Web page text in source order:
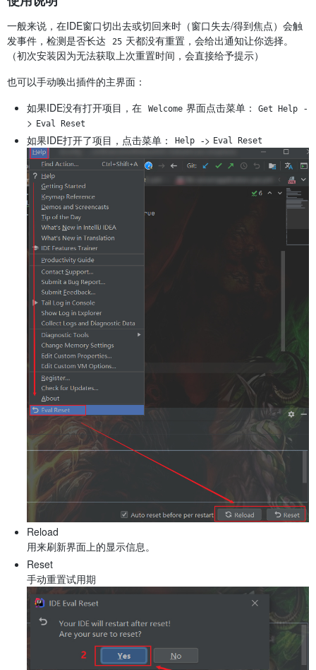
一般来说，在IDE窗口切出去或切回来时（窗口失去/得到焦点）会触
发事件，检测是否长达
25 天都没有重置，会给出通知让你选择。
（初次安装因为无法获取上次重置时间，会直接给予提示）
也可以手动唤出插件的主界面：
如果IDE没有打开项目，在
Welcome 界面点击菜单： Get Help
-
> Eval Reset
如果IDE打开了项目，点击菜单： Help -> Eval Reset
Reload
用来刷新界面上的显示信息。
Reset
手动重置试用期